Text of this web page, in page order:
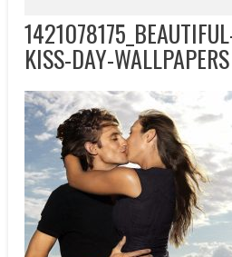
KISS-DAY-WALLPAPERS